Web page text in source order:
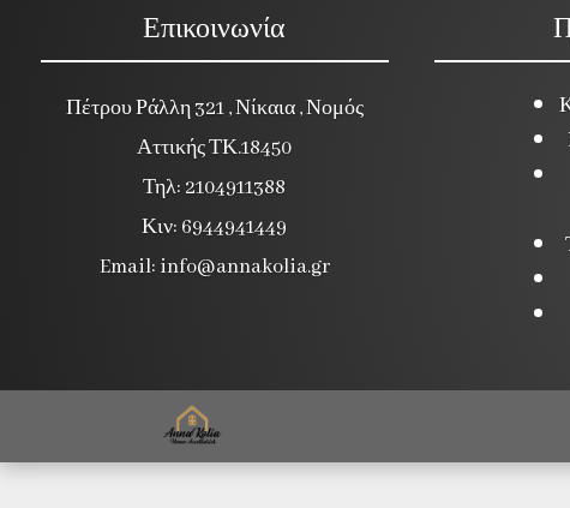
Επικοινωνία
Πέτρου Ράλλη 321 , Νίκαια , Νομός
Αττικής ΤΚ.18450
Τηλ: 2104911388
Κιν: 6944941449
Email: info@annakolia.gr